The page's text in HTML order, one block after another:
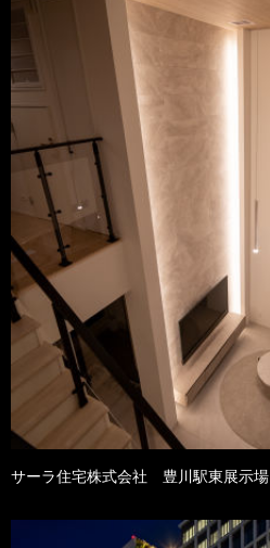
サーラ住宅株式会社 豊川駅東展示場